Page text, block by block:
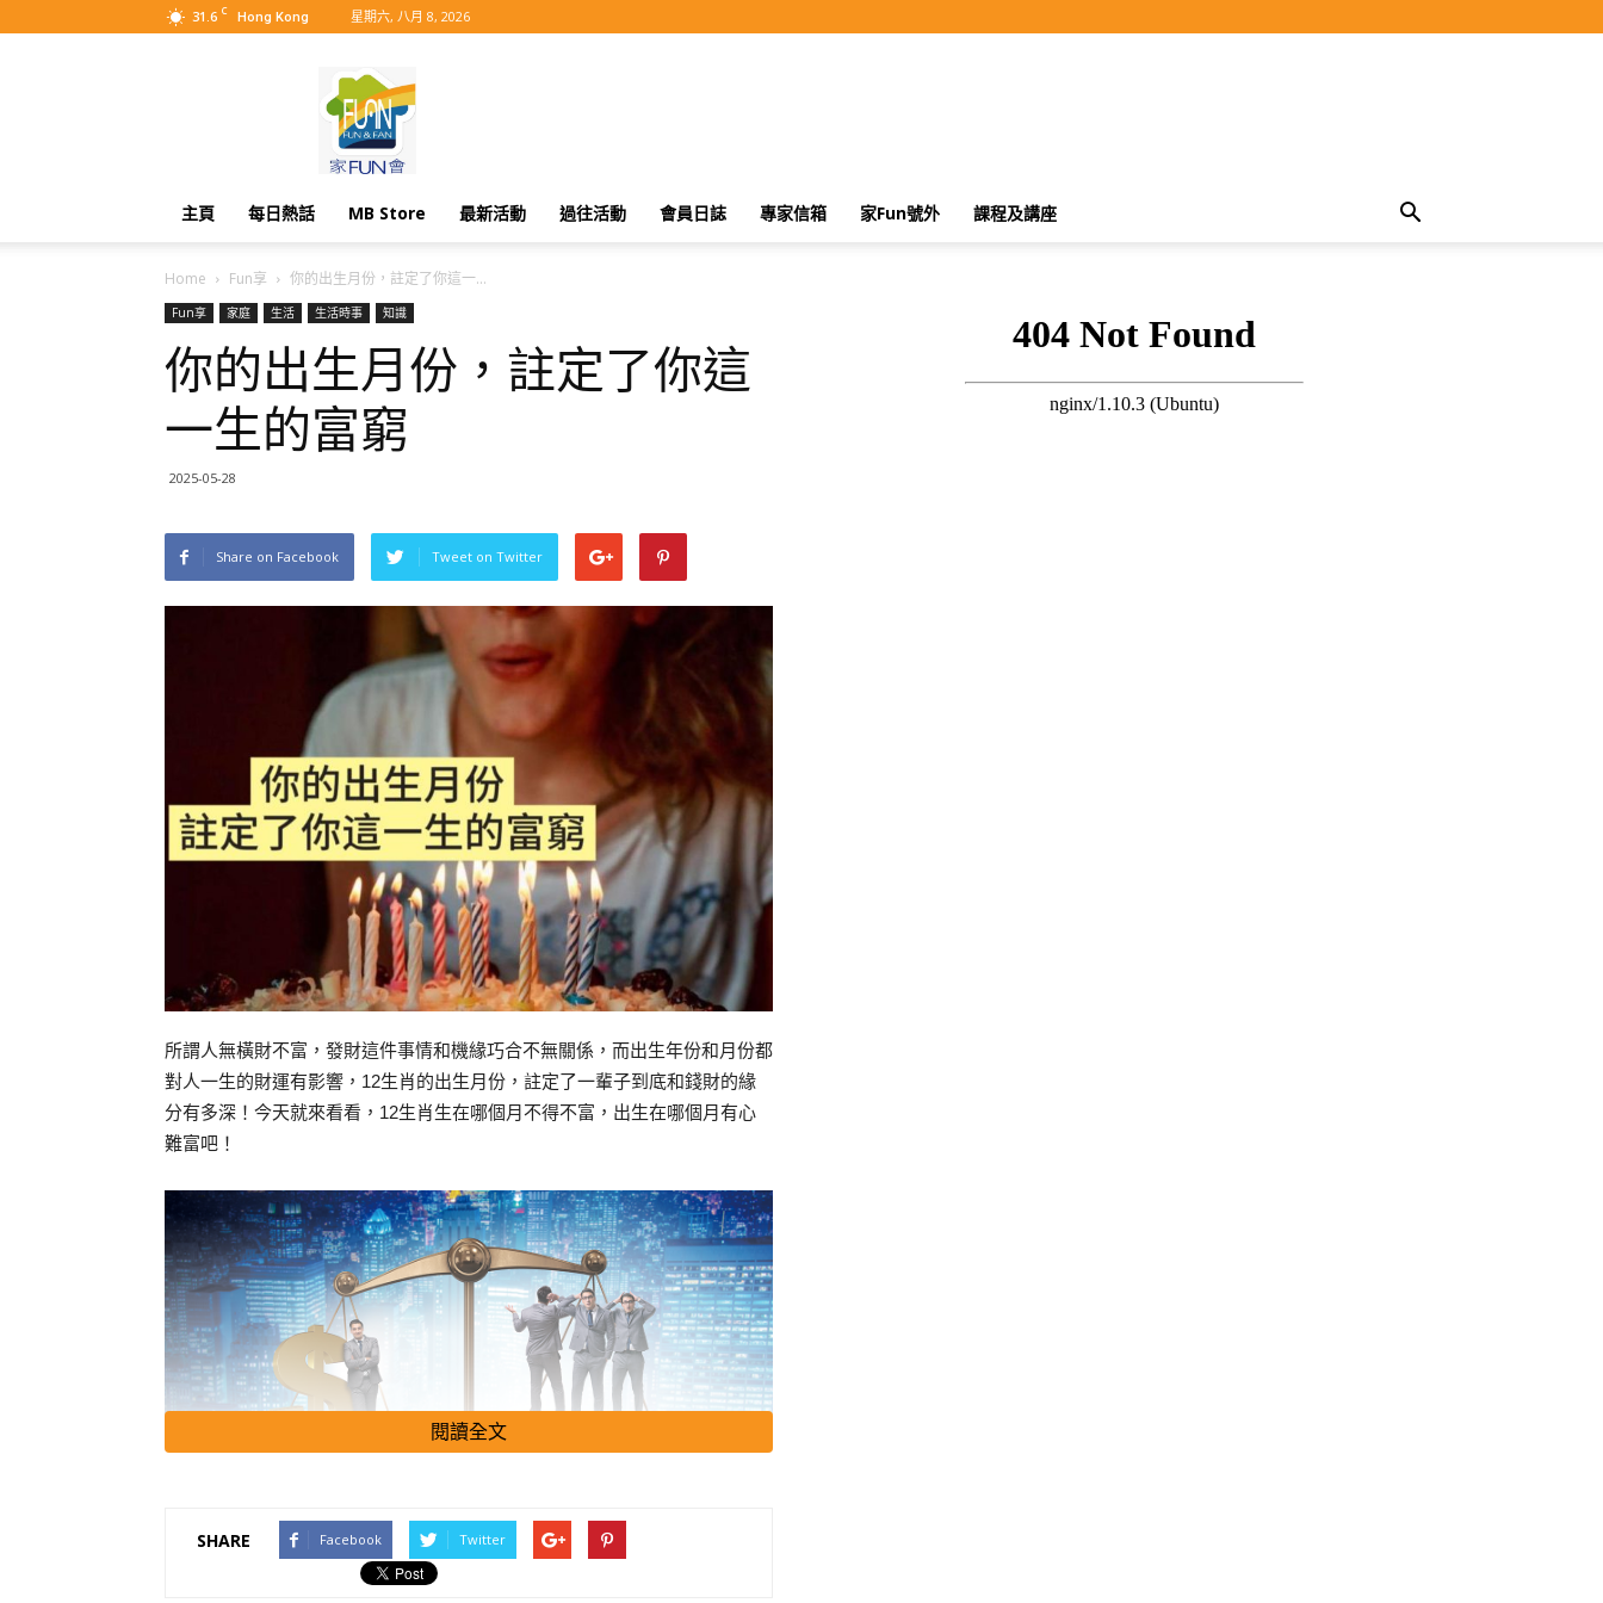
31.6 C Hong Kong 星期六, 八月 8, 2026
主頁 每日熱話 MB Store 最新活動 過往活動 會員日誌 專家信箱 家Fun號外 課程及講座
Home Fun享 你的出生月份，註定了你這一...
Fun享 家庭 生活 生活時事 知識
你的出生月份，註定了你這
一生的富窮
2025-05-28
Share on Facebook Tweet on Twitter
所謂人無橫財不富，發財這件事情和機緣巧合不無關係，而出生年份和月份都
對人一生的財運有影響，12生肖的出生月份，註定了一輩子到底和錢財的緣
分有多深！今天就來看看，12生肖生在哪個月不得不富，出生在哪個月有心
難富吧！
閱讀全文
SHARE Facebook Twitter